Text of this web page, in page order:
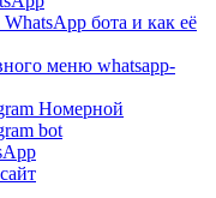
бота и как её
меню whatsapp-
Номерной
bot